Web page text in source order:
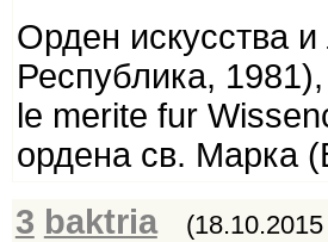
Орден искусства
Республика,
le merite fur
ордена св. Марка
3 baktria